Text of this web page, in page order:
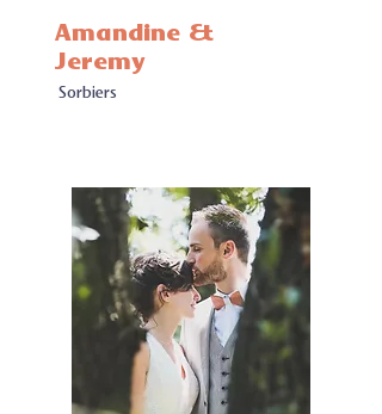
Amandine &
Jeremy
Sorbiers